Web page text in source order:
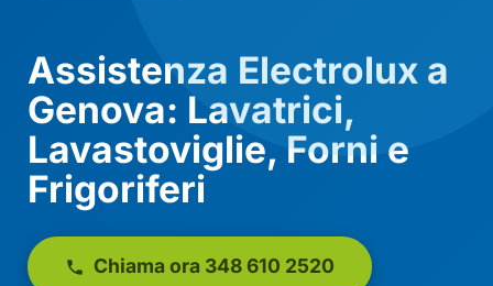
Assistenza Electrolux a
Genova: Lavatrici,
Lavastoviglie, Forni e
Frigoriferi
Chiama ora 348 610 2520